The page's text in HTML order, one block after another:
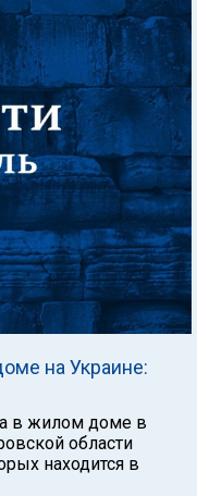
на Украине:
в жилом доме в
области
находится в